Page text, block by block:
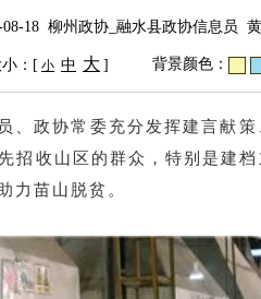
08-18 柳州政协_融水县政协信息员
：[ 小 中 大 ] 背景颜色：
、政协常委充分发挥建言献
招收山区的群众，特别是建
力苗山脱贫。